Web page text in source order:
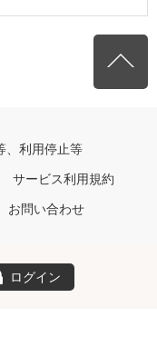
、利用停止等
サービス利用規約
お問い合わせ
ログイン